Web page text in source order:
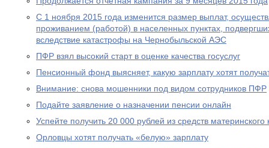
С 1 ноября 2015 года изменится размер выплат,
проживанием (работой) в населенных пунктах,
вследствие катастрофы на Чернобыльской АЭС
ПФР взял высокий старт в оценке качества госуслуг
Пенсионный фонд выясняет, какую зарплату хотят
Внимание: снова мошенники под видом сотрудников ПФР
Подайте заявление о назначении пенсии онлайн
Успейте получить 20 000 рублей из средств материнского
Орловцы хотят получать «белую» зарплату